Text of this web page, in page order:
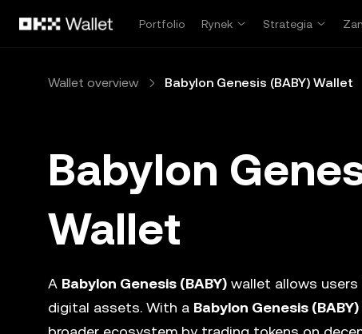
Portfolio
Rynek Strategia
Wallet overview Babylon Genesis (BABY) Wallet
Babylon
Wallet
A Babylon Genesis (BABY) wallet allows users
digital assets. With a Babylon Genesis (BABY)